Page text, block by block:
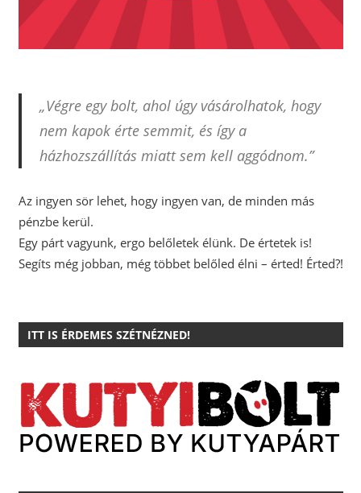
„Végre egy bolt, ahol úgy vásárolhatok, hogy
nem kapok érte semmit, és így a
házhozszállítás miatt sem kell aggódnom.”
Az ingyen sör lehet, hogy ingyen van, de minden más
pénzbe kerül.
Egy párt vagyunk, ergo belőletek élünk. De értetek is!
Segíts még jobban, még többet belőled élni – érted! Érted?!
ITT IS ÉRDEMES SZÉTNÉZNED!